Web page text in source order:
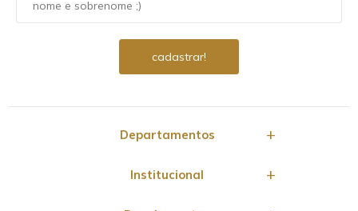
Departamentos
Institucional